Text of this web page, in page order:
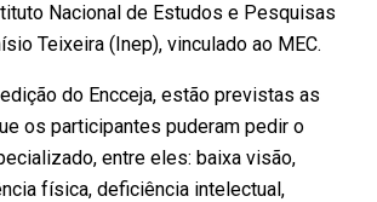
Nacional de Estudos e Pesquisas
Teixeira (Inep), vinculado ao MEC.
do Encceja, estão previstas as
os participantes puderam pedir o
entre eles: baixa visão,
física, deficiência intelectual,